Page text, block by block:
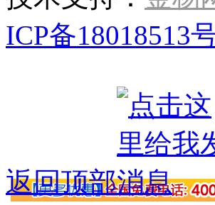
ICP备18018513
返回顶部